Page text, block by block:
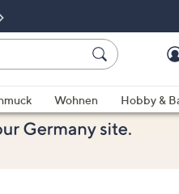
Wohnen Hobby &